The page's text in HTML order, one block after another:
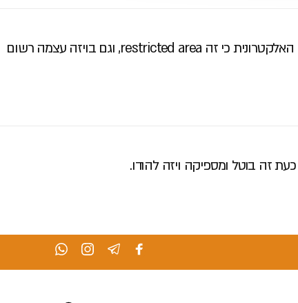
שלום חברים, אנחנו מטיילים עכשיו בהודו עם E-VISA ומעוניינים להגיע לאנדמן באוקטובר. הבנו שיש בעיה להיכנס לאנדמן עם הויזה האלקטרונית כי זה restricted area, וגם בויזה עצמה רשום
זה בוטל ומספיקה ויזה להודו.